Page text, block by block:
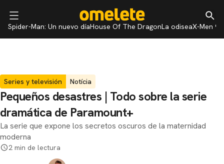
Spider-Man: Un nuevo díaHouse Of The DragonLa odiseaX-Men 97
Series y televisión Notícia
Pequeños desastres | Todo sobre la serie
dramática de Paramount+
La serie que expone los secretos oscuros de la maternidad
moderna
2 min de lectura